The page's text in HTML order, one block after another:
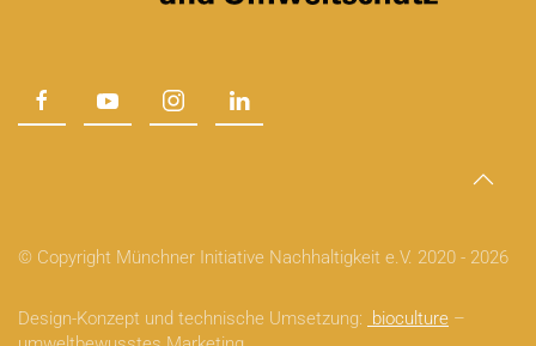
© Copyright Münchner Initiative Nachhaltigkeit e.V. 2020 - 2026
Design-Konzept und technische Umsetzung: bioculture –